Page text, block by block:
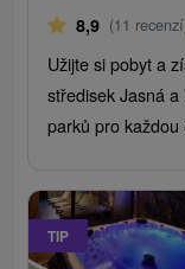
8,9 (11
Užijte si pobyt a
středisek Jasná
parků pro každou
TIP